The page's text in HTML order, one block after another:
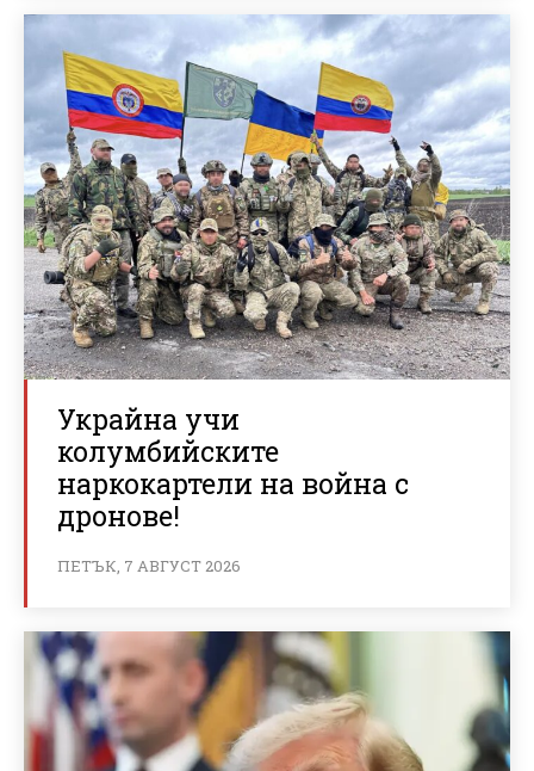
Украйна учи
колумбийските
наркокартели на война с
дронове!
ПЕТЪК, 7 АВГУСТ 2026